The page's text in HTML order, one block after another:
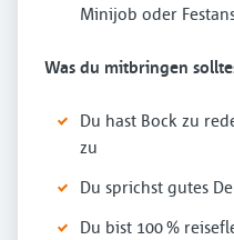
Minijob oder
Was du mitbringen
Du hast Bock zu
zu
Du sprichst gutes
Du bist 100 %